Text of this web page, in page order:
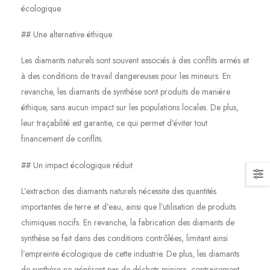
écologique.
## Une alternative éthique
Les diamants naturels sont souvent associés à des conflits armés et
à des conditions de travail dangereuses pour les mineurs. En
revanche, les diamants de synthèse sont produits de manière
éthique, sans aucun impact sur les populations locales. De plus,
leur traçabilité est garantie, ce qui permet d’éviter tout
financement de conflits.
## Un impact écologique réduit
L’extraction des diamants naturels nécessite des quantités
importantes de terre et d’eau, ainsi que l’utilisation de produits
chimiques nocifs. En revanche, la fabrication des diamants de
synthèse se fait dans des conditions contrôlées, limitant ainsi
l’empreinte écologique de cette industrie. De plus, les diamants